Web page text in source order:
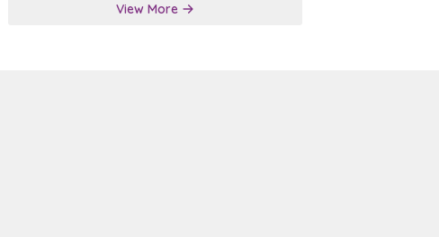
View More